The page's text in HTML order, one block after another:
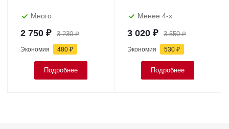
Много
2 750 ₽ 3 230₽
Экономия 480 ₽
Подробнее
Менее 4-х
3 020 ₽ 3 550₽
Экономия 530 ₽
Подробнее